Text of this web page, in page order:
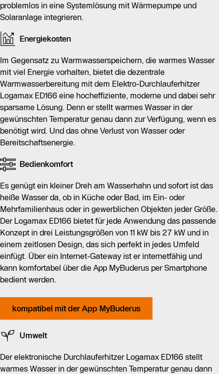
problemlos in eine Systemlösung mit Wärmepumpe und
Solaranlage integrieren.
Energiekosten
Im Gegensatz zu Warmwasserspeichern, die warmes Wasser
mit viel Energie vorhalten, bietet die dezentrale
Warmwasserbereitung mit dem Elektro-Durchlauferhitzer
Logamax ED166 eine hocheffiziente, moderne und dabei sehr
sparsame Lösung. Denn er stellt warmes Wasser in der
gewünschten Temperatur genau dann zur Verfügung, wenn es
benötigt wird. Und das ohne Verlust von Wasser oder
Bereitschaftsenergie.
Bedienkomfort
Es genügt ein kleiner Dreh am Wasserhahn und sofort ist das
heiße Wasser da, ob in Küche oder Bad, im Ein- oder
Mehrfamilienhaus oder in gewerblichen Objekten jeder Größe.
Der Logamax ED166 bietet für jede Anwendung das passende
Konzept in drei Leistungsgrößen von 11 kW bis 27 kW und in
einem zeitlosen Design, das sich perfekt in jedes Umfeld
einfügt. Über ein Internet-Gateway ist er internetfähig und
kann komfortabel über die App MyBuderus per Smartphone
bedient werden.
kompatibel mit der App MyBuderus
Umwelt
Der elektronische Durchlauferhitzer Logamax ED166 stellt
warmes Wasser in der gewünschten Temperatur genau dann